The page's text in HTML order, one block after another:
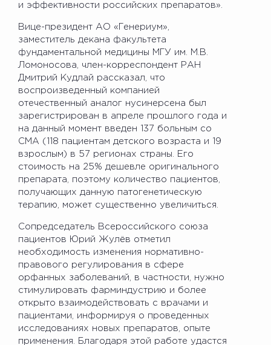
и эффективности российских препаратов».
Вице-президент АО «Генериум»,
заместитель декана факультета
фундаментальной медицины МГУ им. М.В.
Ломоносова, член-корреспондент РАН
Дмитрий Кудлай рассказал, что
воспроизведенный компанией
отечественный аналог нусинерсена был
зарегистрирован в апреле прошлого года и
на данный момент введен 137 больным со
СМА (118 пациентам детского возраста и 19
взрослым) в 57 регионах страны. Его
стоимость на 25% дешевле оригинального
препарата, поэтому количество пациентов,
получающих данную патогенетическую
терапию, может существенно увеличиться.
Сопредседатель Всероссийского союза
пациентов Юрий Жулёв отметил
необходимость изменения нормативно-
правового регулирования в сфере
орфанных заболеваний, в частности, нужно
стимулировать фарминдустрию и более
открыто взаимодействовать с врачами и
пациентами, информируя о проведенных
исследованиях новых препаратов, опыте
применения. Благодаря этой работе удастся